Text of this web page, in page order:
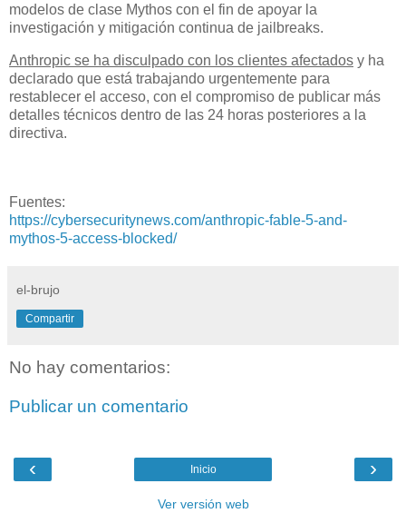
modelos de clase Mythos con el fin de apoyar la
investigación y mitigación continua de jailbreaks.
Anthropic se ha disculpado con los clientes afectados y ha
declarado que está trabajando urgentemente para
restablecer el acceso, con el compromiso de publicar más
detalles técnicos dentro de las 24 horas posteriores a la
directiva.
Fuentes:
https://cybersecuritynews.com/anthropic-fable-5-and-
mythos-5-access-blocked/
el-brujo
Compartir
No hay comentarios:
Publicar un comentario
‹ ›
Inicio
Ver versión web